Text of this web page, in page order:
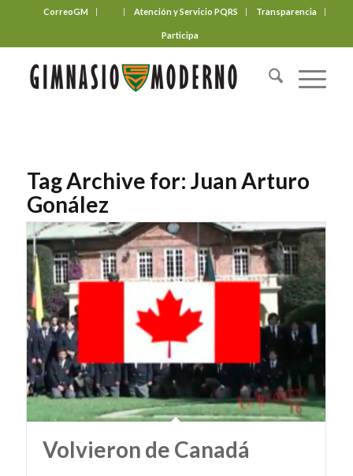
CorreoGM Atención y Servicio PQRS Transparencia
Participa
Tag Archive for: Juan Arturo
Gonález
Volvieron de Canadá